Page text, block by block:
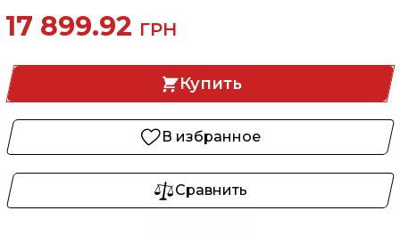
17 899.92 ГРН
Купить
В избранное
Сравнить